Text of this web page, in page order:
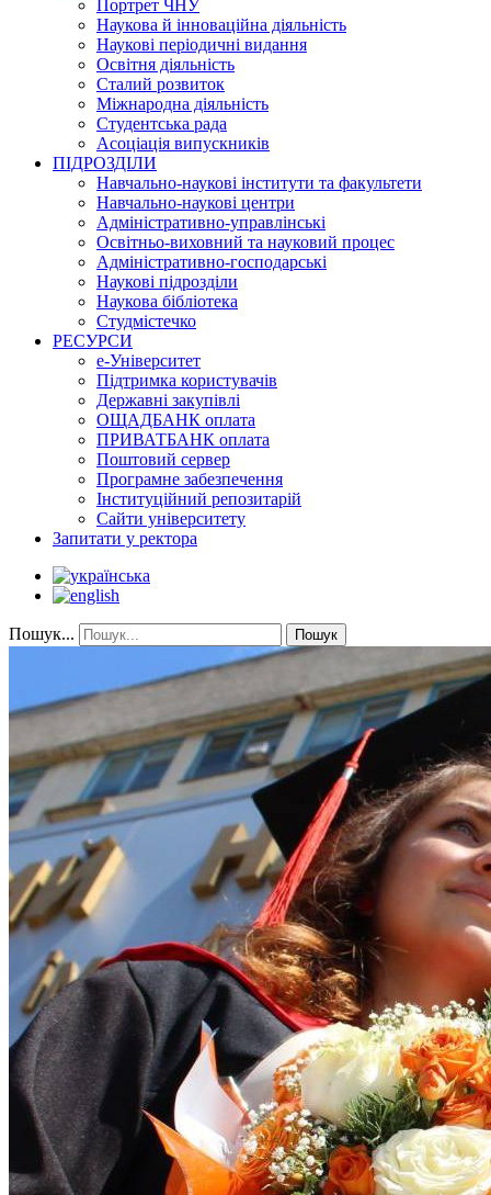
Портрет ЧНУ
Наукова й інноваційна діяльність
Наукові періодичні видання
Освітня діяльність
Сталий розвиток
Міжнародна діяльність
Студентська рада
Асоціація випускників
ПІДРОЗДІЛИ
Навчально-наукові інститути та факультети
Навчально-наукові центри
Адміністративно-управлінські
Освітньо-виховний та науковий процес
Адміністративно-господарські
Наукові підрозділи
Наукова бібліотека
Студмістечко
РЕСУРСИ
е-Університет
Підтримка користувачів
Державні закупівлі
ОЩАДБАНК оплата
ПРИВАТБАНК оплата
Поштовий сервер
Програмне забезпечення
Інституційний репозитарій
Сайти університету
Запитати у ректора
Пошук... Пошук